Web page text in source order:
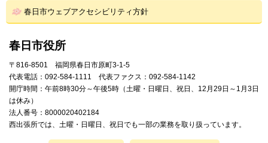
春日市ウェブアクセシビリティ方針
春日市役所
〒816-8501 福岡県春日市原町3-1-5
代表電話：092-584-1111 代表ファクス：092-584-1142
開庁時間：午前8時30分～午後5時（土曜・日曜日、祝日、12月29日～1月3日
は休み）
法人番号：8000020402184
西出張所では、土曜・日曜日、祝日でも一部の業務を取り扱っています。